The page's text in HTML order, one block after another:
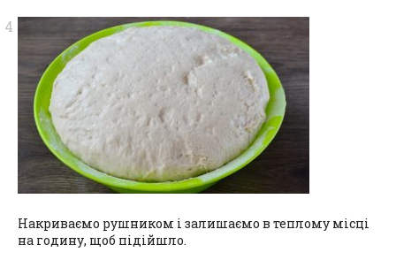
Накриваємо рушником і залишаємо в теплому місці
на годину, щоб підійшло.